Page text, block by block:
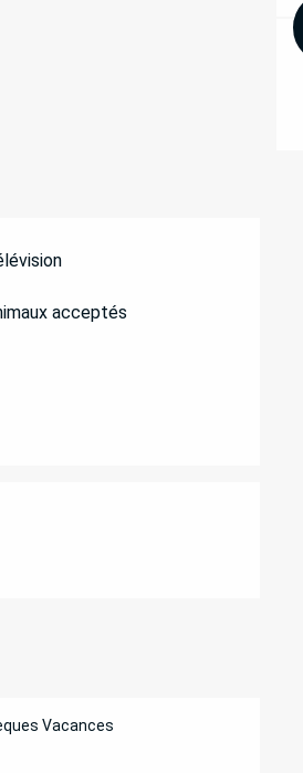
acceptés
Vacances